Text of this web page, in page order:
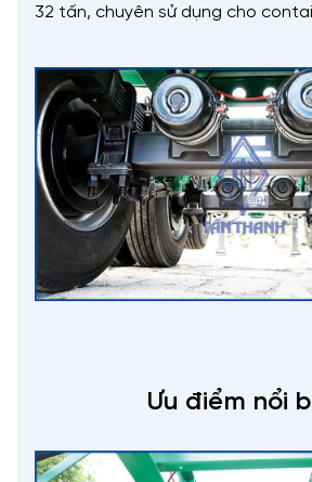
32 tấn, chuyên sử dụng cho
Ưu điểm nổi